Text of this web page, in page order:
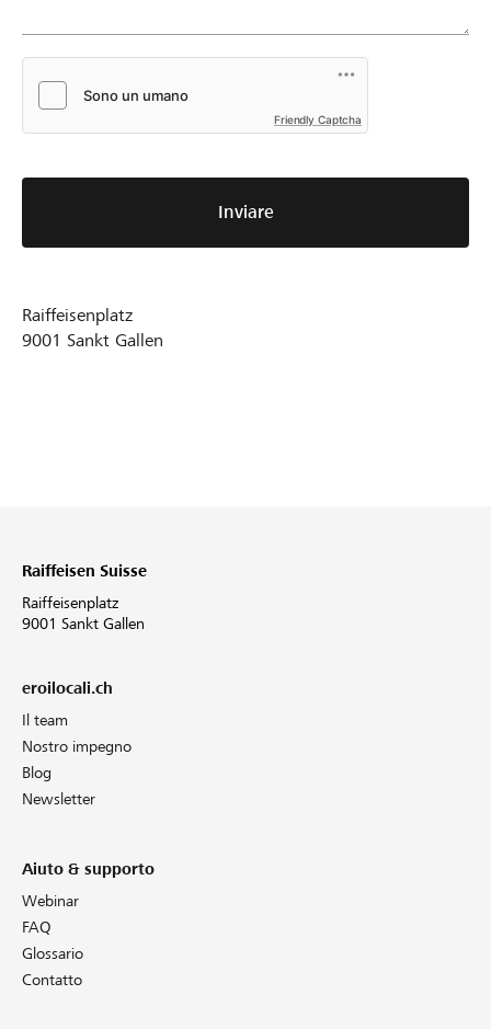
Friendly Captcha
Inviare
Raiffeisenplatz
9001 Sankt Gallen
Raiffeisen Suisse
Raiffeisenplatz
9001 Sankt Gallen
eroilocali.ch
Il team
Nostro impegno
Blog
Newsletter
Aiuto & supporto
Webinar
FAQ
Glossario
Contatto